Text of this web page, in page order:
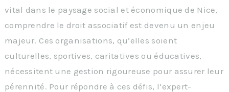
vital dans le paysage social et économique de Nice,
comprendre le droit associatif est devenu un enjeu
majeur. Ces organisations, qu’elles soient
culturelles, sportives, caritatives ou éducatives,
nécessitent une gestion rigoureuse pour assurer leur
pérennité. Pour répondre à ces défis, l’expert-